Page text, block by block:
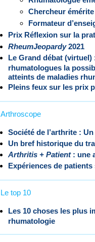
Chercheur
Formateur
Prix Réflexion sur la
RheumJeopardy2021
Le Grand débat (virtuel)
rhumatologues la
atteints de maladies
Pleins feux sur les prix
Arthroscope
Société de l’arthrite :
Un bref historique du
Arthritis + Patient: une
Expériences de patients
Le top 10
Les 10 choses les plus
rhumatologie